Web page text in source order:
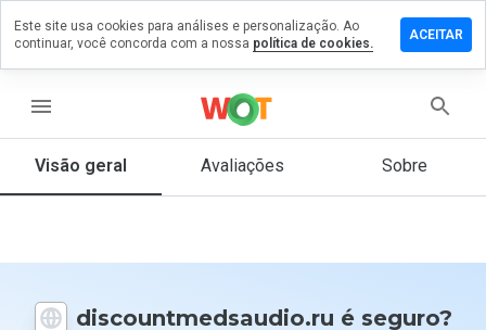
menu
Visão geral Avaliações Sobre
discountmedsaudio.ru é seguro?
comentário
De 1
nota
daria
Este site usa cookies para análises e personalização. Ao
continuar, você concorda com a nossa política de cookies.
ACEITAR